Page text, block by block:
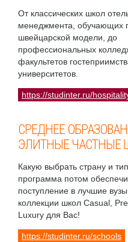
От классических школ
менеджмента, обучающих
швейцарской модели, до
профессиональных
факультетов
университетов.
https://studinter.ru/
СРЕДНЕЕ
ЭЛИТНЫЕ ЧАСТНЫЕ
Какую выбрать страну и
программа потом
поступление в лучшие
коллекции школ Casual,
Luxury для Вас!
https://studinter.ru/schools